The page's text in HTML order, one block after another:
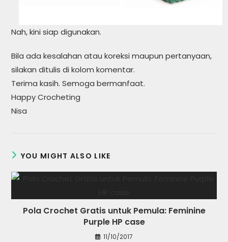
Nah, kini siap digunakan.
Bila ada kesalahan atau koreksi maupun pertanyaan,
silakan ditulis di kolom komentar.
Terima kasih. Semoga bermanfaat.
Happy Crocheting
Nisa
YOU MIGHT ALSO LIKE
Pola Crochet Gratis untuk Pemula: Feminine
Purple HP case
11/10/2017